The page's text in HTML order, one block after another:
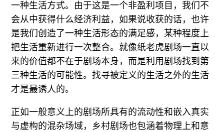
一种生活方式。由于这是一个非盈利项目，我们不
会从中获得什么经济利益，如果说收获的话，也许
是我们创造了一种生活形态的满足感，某种程度上
把生活重新进行一次整合。就像纸老虎剧场一直以
来的价值都不在于剧场本身，而是利用剧场找到第
三种生活的可能性。找寻被定义的生活之外的生活
才是最诱人的。
正如一般意义上的剧场所具有的流动性和嵌入真实
与虚构的混杂场域，乡村剧场也包涵着物理上和意